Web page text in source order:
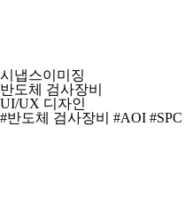
시냅스이미징
반도체 검사장비
UI/UX 디자인
#반도체 검사장비
#AOI #SPC